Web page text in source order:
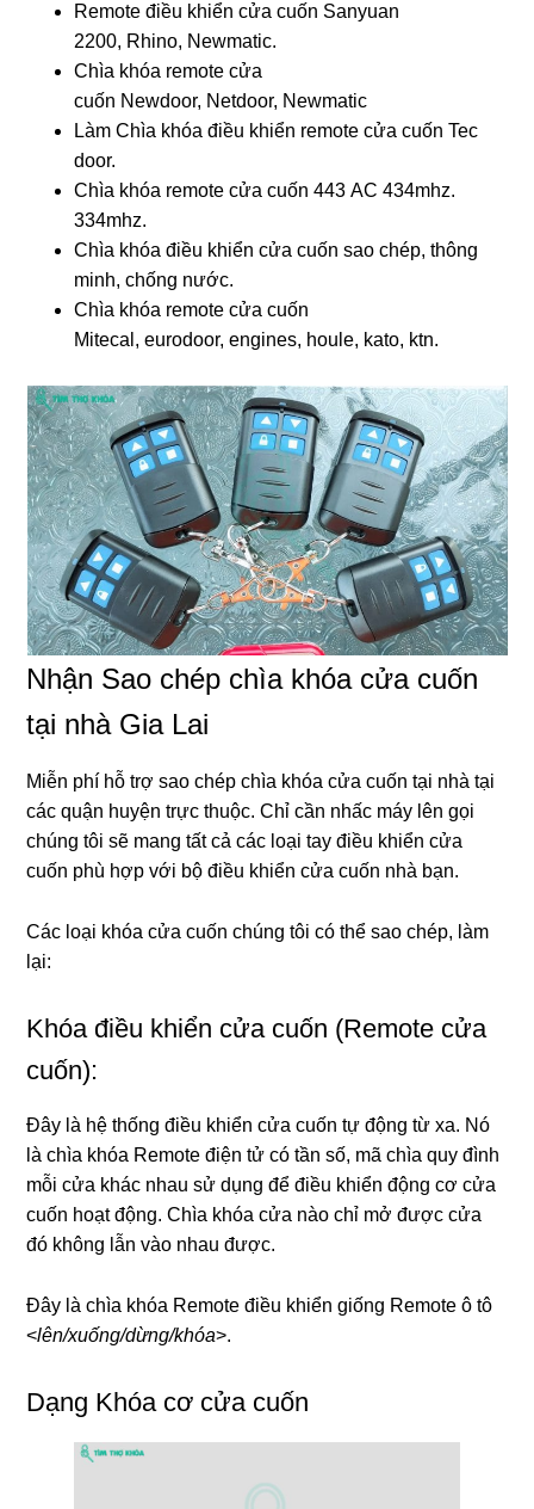
Remote điều khiển cửa cuốn Sanyuan
2200, Rhino, Newmatic.
Chìa khóa remote cửa
cuốn Newdoor, Netdoor, Newmatic
Làm Chìa khóa điều khiển remote cửa cuốn Tec
door.
Chìa khóa remote cửa cuốn 443 AC 434mhz.
334mhz.
Chìa khóa điều khiển cửa cuốn sao chép, thông
minh, chống nước.
Chìa khóa remote cửa cuốn
Mitecal, eurodoor, engines, houle, kato, ktn.
Nhận Sao chép chìa khóa cửa cuốn
tại nhà Gia Lai
Miễn phí hỗ trợ sao chép chìa khóa cửa cuốn tại nhà tại
các quận huyện trực thuộc. Chỉ cần nhấc máy lên gọi
chúng tôi sẽ mang tất cả các loại tay điều khiển cửa
cuốn phù hợp với bộ điều khiển cửa cuốn nhà bạn.
Các loại khóa cửa cuốn chúng tôi có thể sao chép, làm
lại:
Khóa điều khiển cửa cuốn (Remote cửa
cuốn):
Đây là hệ thống điều khiển cửa cuốn tự động từ xa. Nó
là chìa khóa Remote điện tử có tần số, mã chìa quy đình
mỗi cửa khác nhau sử dụng để điều khiển động cơ cửa
cuốn hoạt động. Chìa khóa cửa nào chỉ mở được cửa
đó không lẫn vào nhau được.
Đây là chìa khóa Remote điều khiển giống Remote ô tô
<lên/xuống/dừng/khóa>.
Dạng Khóa cơ cửa cuốn